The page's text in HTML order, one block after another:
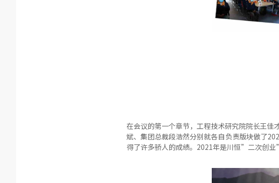
在会议的第一个章节，工程技术研究院院长王
斌、集团总裁段浩然分别就各自负责版块做了
得了许多骄人的成绩。2021年是川恒”二次创